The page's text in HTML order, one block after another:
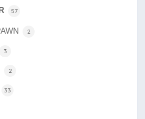
57
2
3
2
33